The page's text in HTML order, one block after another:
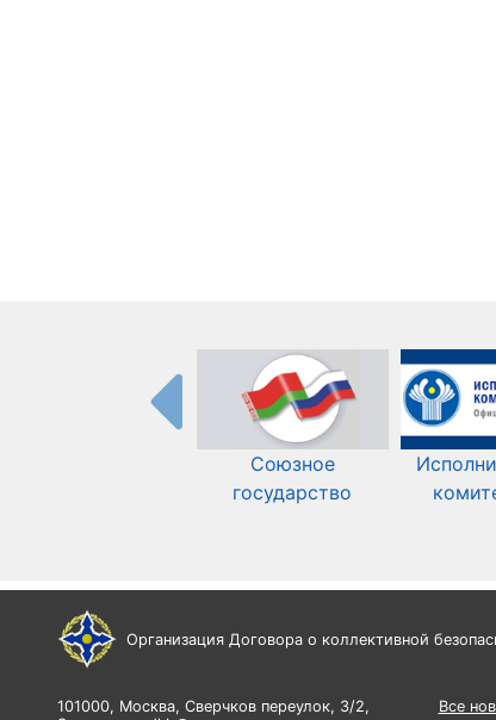
Союзное
государство
Организация Договора о коллективной
101000, Москва, Сверчков переулок, 3/2,
Все